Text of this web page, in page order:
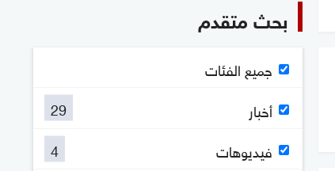
بحث متقدم
جميع الفئات
أخبار
29
فيديوهات
4